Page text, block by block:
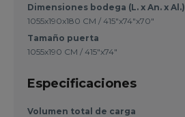
Dimensiones bodega (L. x An. x Al.)
1055x190x180 CM / 415"x74"x70"
Tamaño puerta
1055x190 CM / 415"x74"
Especificaciones
Volumen total de carga